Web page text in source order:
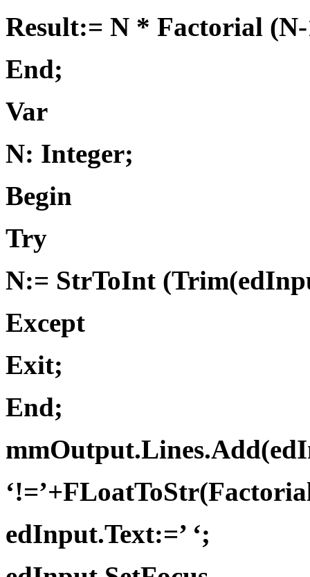
Result:= N * Factorial
End;
Var
N: Integer;
Begin
Try
N:= StrToInt
Except
Exit;
End;
edInput.Text:=’ ‘;